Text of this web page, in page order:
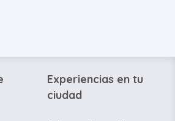
Experiencias en tu
ciudad